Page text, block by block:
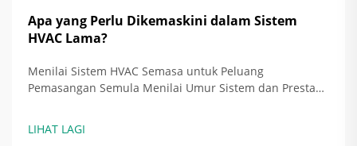
Apa yang Perlu Dikemaskini dalam Sistem
HVAC Lama?
Menilai Sistem HVAC Semasa untuk Peluang
Pemasangan Semula Menilai Umur Sistem dan Prestasi
seperti pemanas hawa, saluran udara, termostat,
LIHAT LAGI